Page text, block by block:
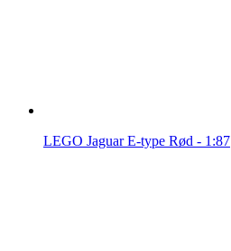
LEGO Jaguar E-type Rød - 1:87